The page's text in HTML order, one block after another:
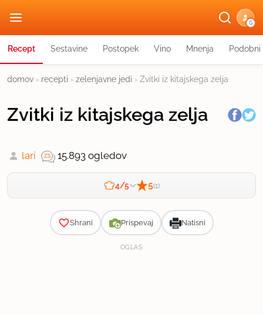
G
Recept Sestavine Postopek Vino Mnenja
domov › recepti › zelenjavne jedi › Zvitki iz kitajskega zelja
Zvitki iz kitajskega zelja
lari 15.893 ogledov
4/5 5(1)
Shrani Prispevaj Natisni
OGLAS